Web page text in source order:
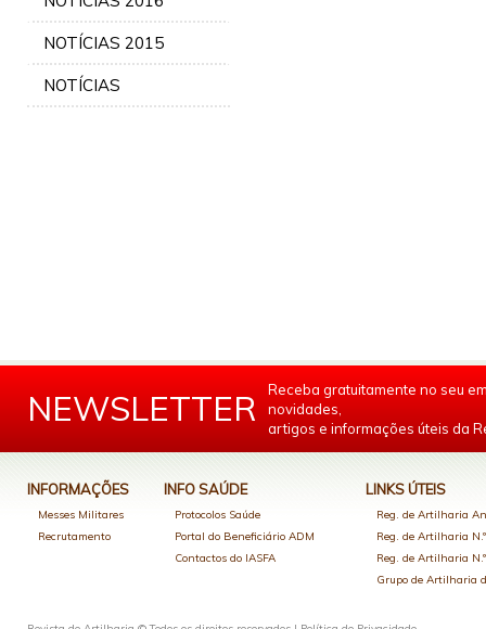
NOTÍCIAS 2015
NOTÍCIAS
NEWSLETTER
Receba gratuitamente no seu
novidades,
artigos e informações úteis da
INFORMAÇÕES
Messes Militares
Recrutamento
INFO SAÚDE
Protocolos Saúde
Portal do Beneficiário ADM
Contactos do IASFA
LINKS ÚTEIS
Reg. de Artilharia
Reg. de Artilharia
Reg. de Artilharia
Grupo de Artilharia